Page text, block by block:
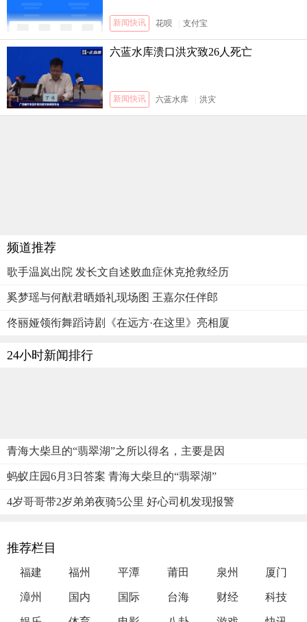
新闻快讯 花呗 支付宝
六蓝水库溃口洪灾致26人死亡
新闻快讯 六蓝水库 洪灾
频道推荐
歌手温岚出院 发长文自述败血症休克抢救经历
奚梦瑶与何猷君晒婚礼现场图 王嘉尔任伴郎
佟丽娅领衔舞蹈诗剧《在远方·在这里》亮相厦
24小时新闻排行
青海大柴旦的“翡翠湖”之所以得名，主要是因
蚂蚁庄园6月3日答案 青海大柴旦的“翡翠湖”
4岁哥哥带2岁弟弟夜骑5公里 好心司机发现报警
推荐栏目
福建 福州 平潭 莆田 泉州 厦门
漳州 国内 国际 台海 财经 科技